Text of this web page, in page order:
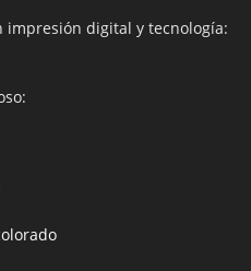
digital y tecnología: